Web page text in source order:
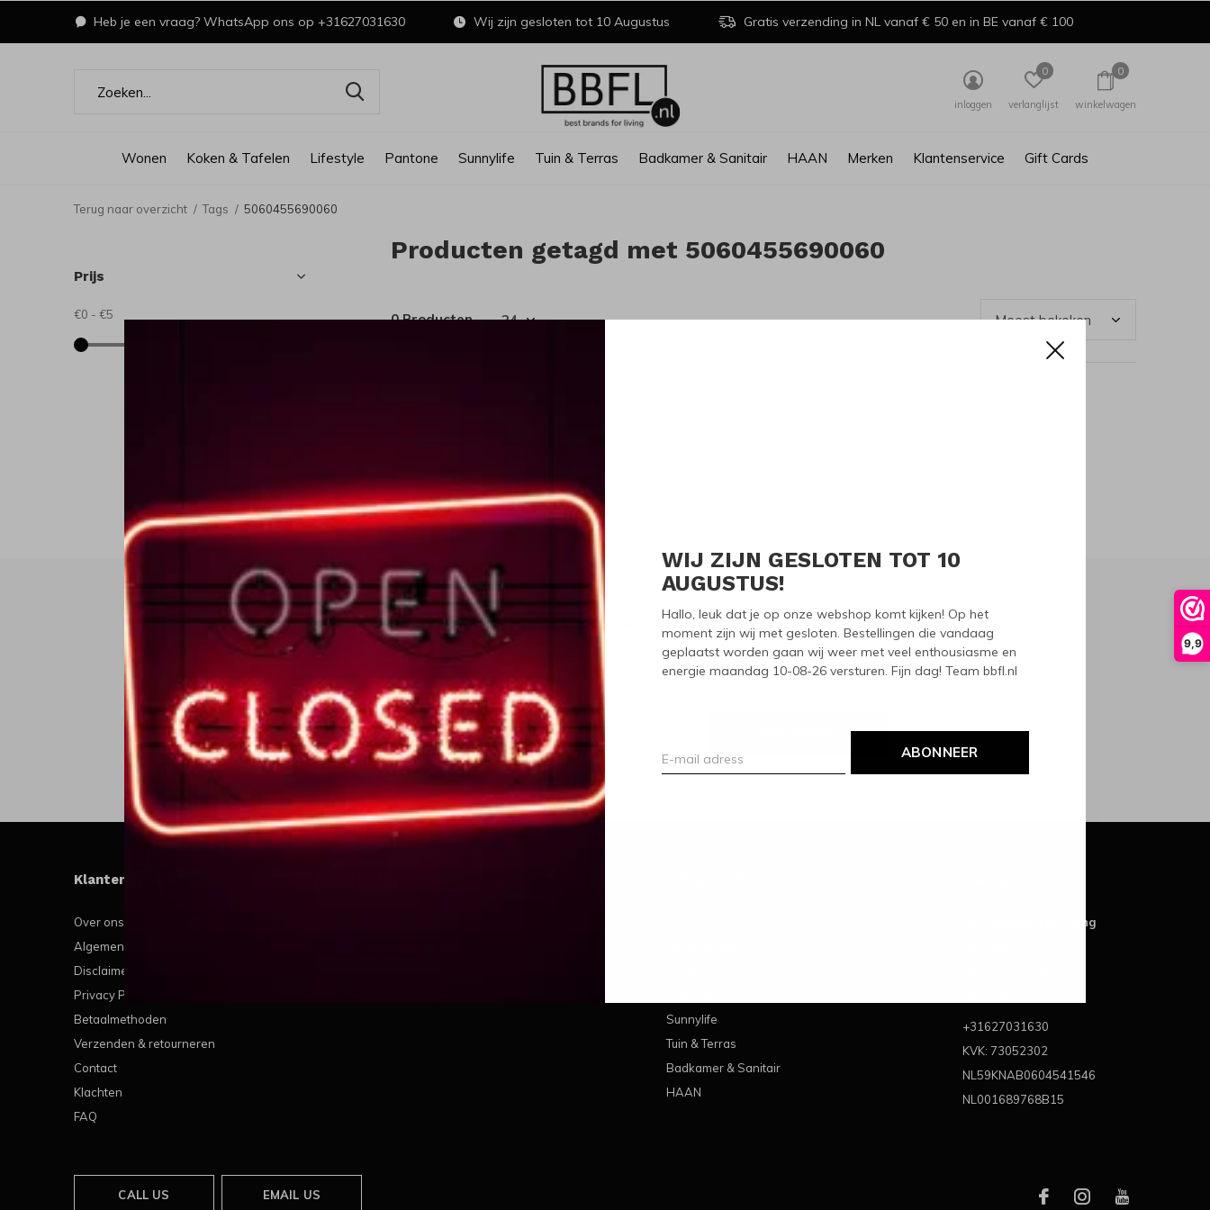
9,9
WIJ ZIJN GESLOTEN TOT 10
AUGUSTUS!
Hallo, leuk dat je op onze webshop komt kijken! Op het
moment zijn wij met gesloten. Bestellingen die vandaag
geplaatst worden gaan wij weer met veel enthousiasme en
energie maandag 10-08-26 versturen. Fijn dag! Team bbfl.nl
ABONNEER
Wonen Koken & Tafelen Lifestyle Pantone Sunnylife Tuin & Terras Badkamer & Sanitair HAAN Merken Klantenservice Gift Cards
inloggen verlanglijst
0
winkelwagen
0
Heb je een vraag? WhatsApp ons op +31627031630 Wij zijn gesloten tot 10 Augustus Gratis verzending in NL vanaf € 50 en in BE vanaf € 100
Terug naar overzicht Tags 5060455690060
Producten getagd met 5060455690060
0 Producten
Prijs
€0 - €5
Meld je aan voor onze nieuwsbrief
Ontvang de nieuwste aanbiedingen en promoties
Klantenservice
Over ons
Algemene voorwaarden
Disclaimer
Privacy Policy
Betaalmethoden
Verzenden & retourneren
Contact
Klachten
FAQ
Sunnylife
Tuin & Terras
Badkamer & Sanitair
HAAN
Best Brands For Living
+31627031630
KVK: 73052302
NL59KNAB0604541546
NL001689768B15
CALL US EMAIL US